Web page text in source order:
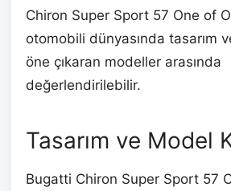
Chiron Super Sport 57 One of
otomobili dünyasında tasarım
öne çıkaran modeller arasında
değerlendirilebilir.
Tasarım ve Model
Bugatti Chiron Super Sport 57